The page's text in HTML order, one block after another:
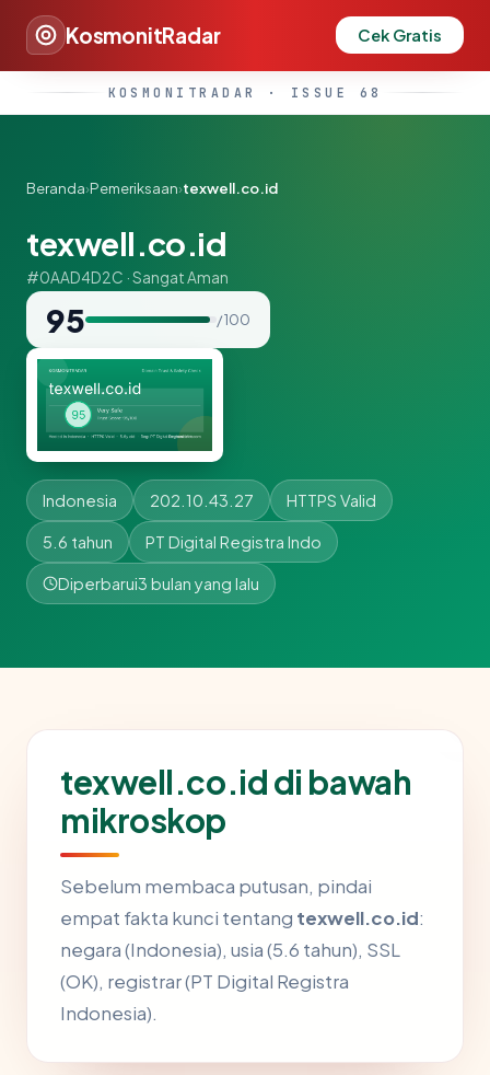
KosmonitRadar Cek Gratis
KOSMONITRADAR · ISSUE 68
Beranda›Pemeriksaan›texwell.co.id
texwell.co.id
#0AAD4D2C · Sangat Aman
95 / 100
Indonesia 202.10.43.27 HTTPS Valid
5.6 tahun PT Digital Registra Indo
Diperbarui3 bulan yang lalu
texwell.co.id di bawah
mikroskop
Sebelum membaca putusan, pindai
empat fakta kunci tentang texwell.co.id:
negara (Indonesia), usia (5.6 tahun), SSL
(OK), registrar (PT Digital Registra
Indonesia).